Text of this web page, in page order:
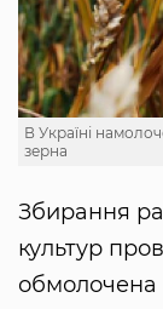
В Україні
зерна
Збирання
культур
обмолочена